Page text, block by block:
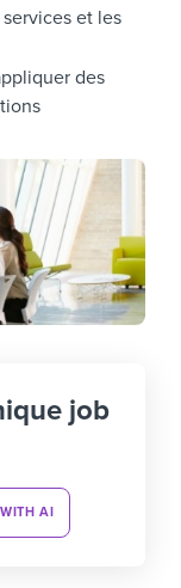
et les
des
job
AI